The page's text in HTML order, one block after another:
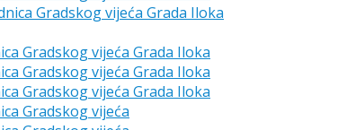
Gradskog vijeća Grada Iloka
Gradskog vijeća Grada Iloka
Gradskog vijeća Grada Iloka
Gradskog vijeća Grada Iloka
Gradskog vijeća